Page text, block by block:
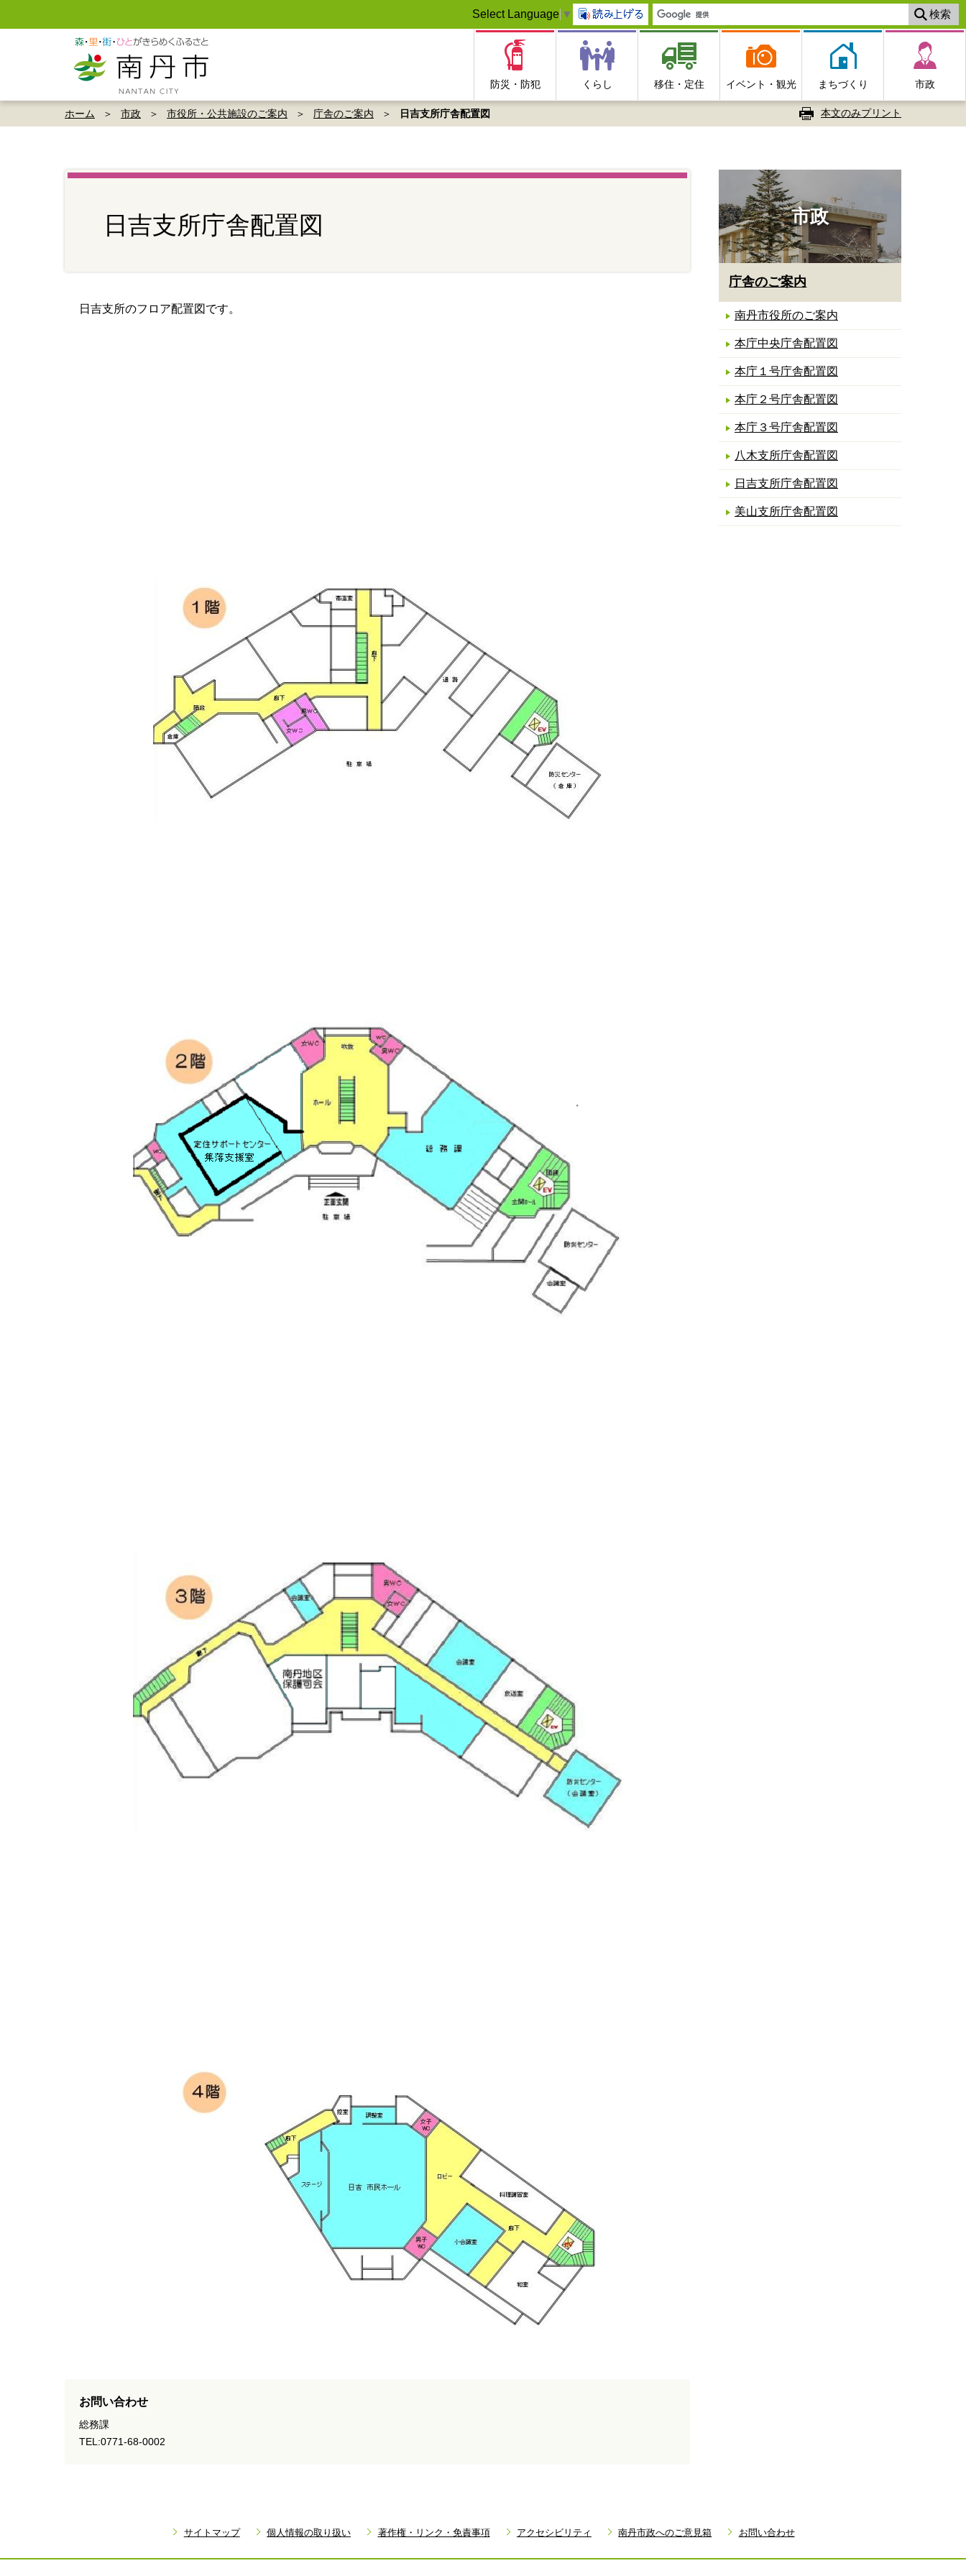
Select Language ▼
防災・防犯 くらし 移住・定住 イベント・観光 まちづくり 市政
ホーム 市政 市役所・公共施設のご案内 庁舎のご案内 日吉支所庁舎配置図 本文のみプリント
市政
庁舎のご案内
南丹市役所のご案内
本庁中央庁舎配置図
本庁１号庁舎配置図
本庁２号庁舎配置図
本庁３号庁舎配置図
八木支所庁舎配置図
日吉支所庁舎配置図
美山支所庁舎配置図
日吉支所庁舎配置図
日吉支所のフロア配置図です。
お問い合わせ
総務課
TEL:0771-68-0002
サイトマップ 個人情報の取り扱い 著作権・リンク・免責事項 アクセシビリティ 南丹市政へのご意見箱 お問い合わせ